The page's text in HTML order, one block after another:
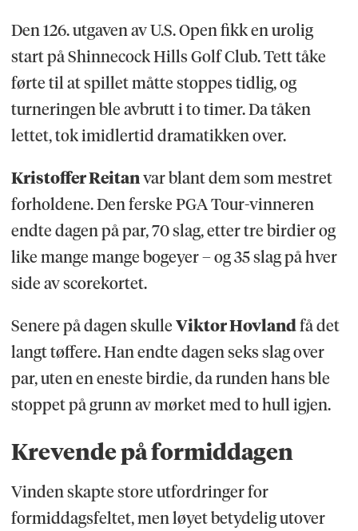
Den 126. utgaven av U.S. Open fikk en urolig
start på Shinnecock Hills Golf Club. Tett tåke
førte til at spillet måtte stoppes tidlig, og
turneringen ble avbrutt i to timer. Da tåken
lettet, tok imidlertid dramatikken over.
Kristoffer Reitanvar blant dem som mestret
forholdene. Den ferske PGA Tour-vinneren
endte dagen på par, 70 slag, etter tre birdier og
like mange mange bogeyer – og 35 slag på hver
side av scorekortet.
Senere på dagen skulle Viktor Hovlandfå det
langt tøffere. Han endte dagen seks slag over
par, uten en eneste birdie, da runden hans ble
stoppet på grunn av mørket med to hull igjen.
Krevende på formiddagen
Vinden skapte store utfordringer for
formiddagsfeltet, men løyet betydelig utover